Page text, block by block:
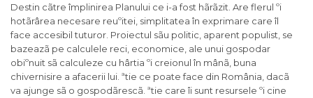
Destin cãtre împlinirea Planului ce i-a fost hãrãzit. Are flerul ºi
hotãrârea necesare reuºitei, simplitatea în exprimare care îl
face accesibil tuturor. Proiectul sãu politic, aparent populist, se
bazeazã pe calculele reci, economice, ale unui gospodar
obiºnuit sã calculeze cu hârtia ºi creionul în mânã, buna
chivernisire a afacerii lui. ªtie ce poate face din România, dacã
va ajunge sã o gospodãrescã. ªtie care îi sunt resursele ºi cine